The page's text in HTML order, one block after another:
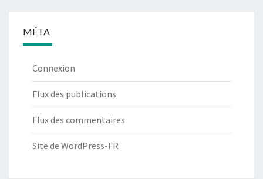
MÉTA
Connexion
Flux des publications
Flux des commentaires
Site de WordPress-FR